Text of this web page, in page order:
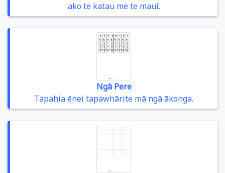
ako te katau me te mauī.
Ngā Pere
Tapahia ēnei tapawhārite mā ngā ākonga.